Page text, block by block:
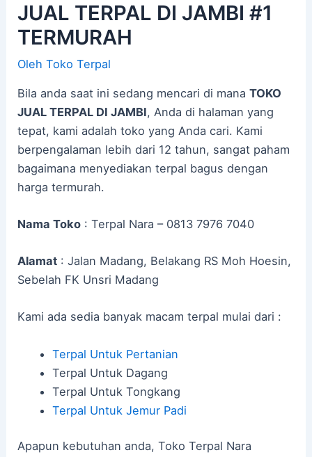
JUAL TERPAL DI JAMBI #1
TERMURAH
OlehToko Terpal
Bila anda saat ini sedang mencari di manaTOKO
JUAL TERPAL DI JAMBI, Anda di halaman yang
tepat, kami adalah toko yang Anda cari. Kami
berpengalaman lebih dari 12 tahun, sangat paham
bagaimana menyediakan terpal bagus dengan
harga termurah.
Nama Toko : Terpal Nara – 0813 7976 7040
Alamat : Jalan Madang, Belakang RS Moh Hoesin,
Sebelah FK Unsri Madang
Kami ada sedia banyak macam terpal mulai dari :
Terpal Untuk Pertanian
Terpal Untuk Dagang
Terpal Untuk Tongkang
Terpal Untuk Jemur Padi
Apapun kebutuhan anda, Toko Terpal Nara